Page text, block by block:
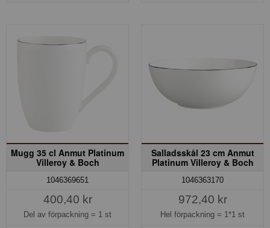
Mugg 35 cl Anmut Platinum
Villeroy & Boch
1046369651
400,40 kr
Del av förpackning = 1 st
Salladsskål 23 cm Anmut
Platinum Villeroy & Boch
1046363170
972,40 kr
Hel förpackning = 1*1 st